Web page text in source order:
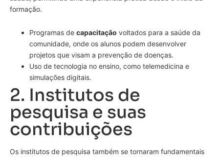
formação.
Programas de capacitação voltados para a saúde da
comunidade, onde os alunos podem desenvolver
projetos que visam a prevenção de doenças.
Uso de tecnologia no ensino, como telemedicina e
simulações digitais.
2. Institutos de
pesquisa e suas
contribuições
Os institutos de pesquisa também se tornaram fundamentais